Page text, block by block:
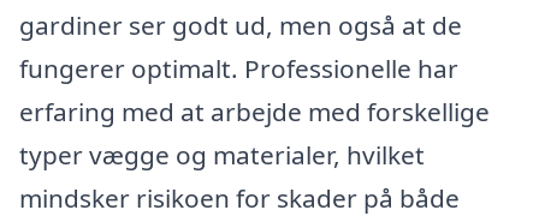
gardiner ser godt ud, men også at de
fungerer optimalt. Professionelle har
erfaring med at arbejde med forskellige
typer vægge og materialer, hvilket
mindsker risikoen for skader på både